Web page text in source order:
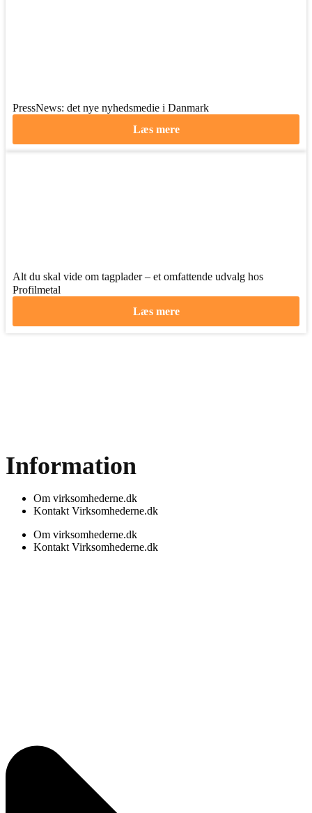
PressNews: det nye nyhedsmedie i Danmark
Læs mere
Alt du skal vide om tagplader – et omfattende udvalg hos
Profilmetal
Læs mere
Information
Om virksomhederne.dk
Kontakt Virksomhederne.dk
Om virksomhederne.dk
Kontakt Virksomhederne.dk